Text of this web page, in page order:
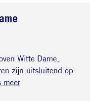
Witte Dame,
zijn uitsluitend op
meer